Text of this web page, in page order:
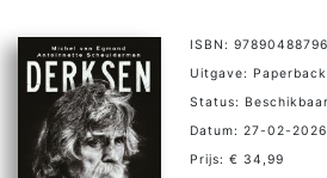
ISBN:
Uitgave: Paperback
Status: Beschikbaar
Datum: 27-02-2026
Prijs: € 34,99